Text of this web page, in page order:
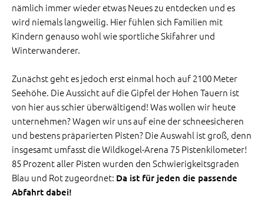
nämlich immer wieder etwas Neues zu entdecken und es
wird niemals langweilig. Hier fühlen sich Familien mit
Kindern genauso wohl wie sportliche Skifahrer und
Winterwanderer.
Zunächst geht es jedoch erst einmal hoch auf 2100 Meter
Seehöhe. Die Aussicht auf die Gipfel der Hohen Tauern ist
von hier aus schier überwältigend! Was wollen wir heute
unternehmen? Wagen wir uns auf eine der schneesicheren
und bestens präparierten Pisten? Die Auswahl ist groß, denn
insgesamt umfasst die Wildkogel-Arena 75 Pistenkilometer!
85 Prozent aller Pisten wurden den Schwierigkeitsgraden
Blau und Rot zugeordnet: Da ist für jeden die passende
Abfahrt dabei!